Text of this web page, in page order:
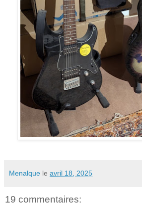
Menalque le avril 18, 2025
19 commentaires: